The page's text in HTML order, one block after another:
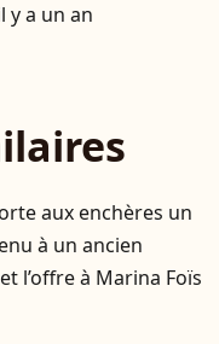
y a un an
aux enchères un
à un ancien
l’offre à Marina Foïs